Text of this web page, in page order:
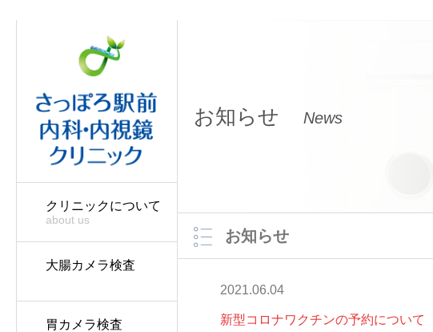
クリニックについて
about us
大腸カメラ検査
胃カメラ検査
お知らせ News
お知らせ
2021.06.04
新型コロナワクチンの予約について